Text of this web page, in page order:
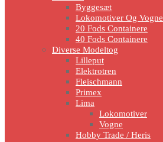
Byggesæt
Lokomotiver Og Vogne
20 Fods Containere
40 Fods Containere
Diverse Modeltog
Lilleput
Elektrotren
Fleischmann
Primex
Lima
Lokomotiver
Vogne
Hobby Trade / Heris